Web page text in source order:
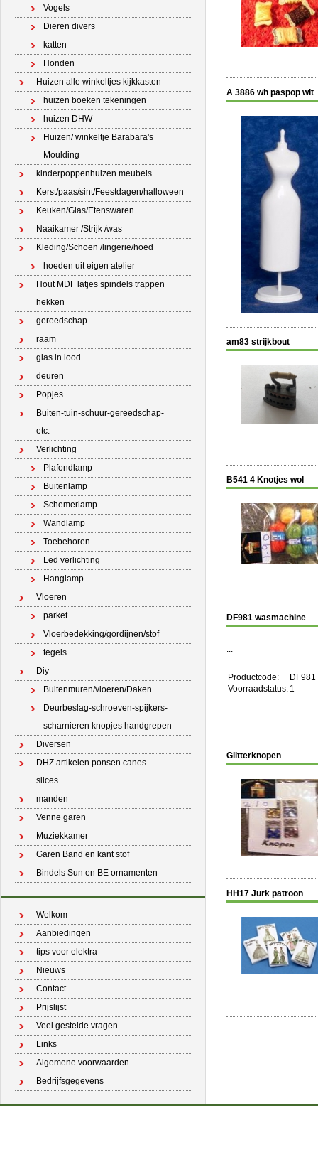
Vogels
Dieren divers
katten
Honden
Huizen alle winkeltjes kijkkasten
huizen boeken tekeningen
huizen DHW
Huizen/ winkeltje Barabara's
Moulding
kinderpoppenhuizen meubels
Kerst/paas/sint/Feestdagen/halloween
Keuken/Glas/Etenswaren
Naaikamer /Strijk /was
Kleding/Schoen /lingerie/hoed
hoeden uit eigen atelier
Hout MDF latjes spindels trappen
hekken
gereedschap
raam
glas in lood
deuren
Popjes
Buiten-tuin-schuur-gereedschap-
etc.
Verlichting
Plafondlamp
Buitenlamp
Schemerlamp
Wandlamp
Toebehoren
Led verlichting
Hanglamp
Vloeren
parket
Vloerbedekking/gordijnen/stof
tegels
Diy
Buitenmuren/vloeren/Daken
Deurbeslag-schroeven-spijkers-
scharnieren knopjes handgrepen
Diversen
DHZ artikelen ponsen canes
slices
manden
Venne garen
Muziekkamer
Garen Band en kant stof
Bindels Sun en BE ornamenten
Welkom
Aanbiedingen
tips voor elektra
Nieuws
Contact
Prijslijst
Veel gestelde vragen
Links
Algemene voorwaarden
Bedrijfsgegevens
A 3886 wh paspop wit
am83 strijkbout
B541 4 Knotjes wol
DF981 wasmachine
...
Productcode:
DF981
Voorraadstatus: 1
Glitterknopen
HH17 Jurk patroon